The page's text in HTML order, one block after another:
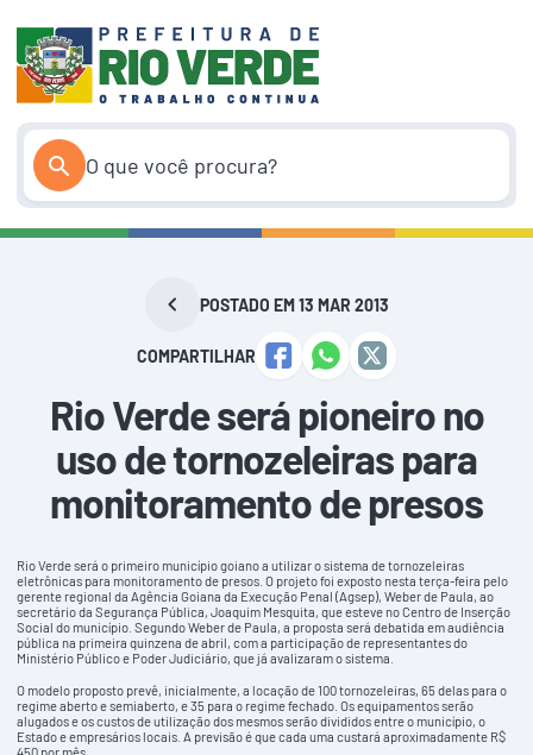
conteúdo
POSTADO EM 13 MAR 2013
COMPARTILHAR
Rio Verde será pioneiro no
uso de tornozeleiras para
monitoramento de presos
Rio Verde será o primeiro município goiano a utilizar o sistema de tornozeleiras
eletrônicas para monitoramento de presos. O projeto foi exposto nesta terça-feira pelo
gerente regional da Agência Goiana da Execução Penal (Agsep), Weber de Paula, ao
secretário da Segurança Pública, Joaquim Mesquita, que esteve no Centro de Inserção
Social do município. Segundo Weber de Paula, a proposta será debatida em audiência
pública na primeira quinzena de abril, com a participação de representantes do
Ministério Público e Poder Judiciário, que já avalizaram o sistema.
O modelo proposto prevê, inicialmente, a locação de 100 tornozeleiras, 65 delas para o
regime aberto e semiaberto, e 35 para o regime fechado. Os equipamentos serão
alugados e os custos de utilização dos mesmos serão divididos entre o município, o
Estado e empresários locais. A previsão é que cada uma custará aproximadamente R$